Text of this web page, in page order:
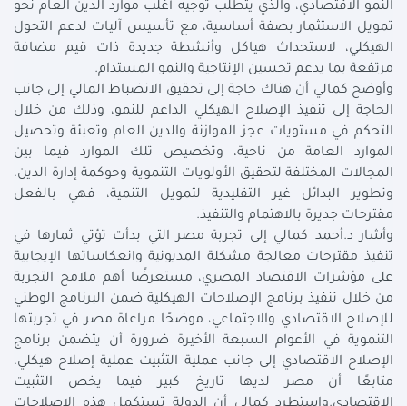
النمو الاقتصادي، والذي يتطلب توجيه أغلب موارد الدين العام نحو
تمويل الاستثمار بصفة أساسية، مع تأسيس آليات لدعم التحول
الهيكلي، لاستحداث هياكل وأنشطة جديدة ذات قيم مضافة
مرتفعة بما يدعم تحسين الإنتاجية والنمو المستدام.
وأوضح كمالي أن هناك حاجة إلى تحقيق الانضباط المالي إلى جانب
الحاجة إلى تنفيذ الإصلاح الهيكلي الداعم للنمو، وذلك من خلال
التحكم في مستويات عجز الموازنة والدين العام وتعبئة وتحصيل
الموارد العامة من ناحية، وتخصيص تلك الموارد فيما بين
المجالات المختلفة لتحقيق الأولويات التنموية وحوكمة إدارة الدين،
وتطوير البدائل غير التقليدية لتمويل التنمية، فهي بالفعل
مقترحات جديرة بالاهتمام والتنفيذ.
وأشار د.أحمد كمالي إلى تجربة مصر التي بدأت تؤتي ثمارها في
تنفيذ مقترحات معالجة مشكلة المديونية وانعكاساتها الإيجابية
على مؤشرات الاقتصاد المصري، مستعرضًا أهم ملامح التجربة
من خلال تنفيذ برنامج الإصلاحات الهيكلية ضمن البرنامج الوطني
للإصلاح الاقتصادي والاجتماعي، موضحًا مراعاة مصر في تجربتها
التنموية في الأعوام السبعة الأخيرة ضرورة أن يتضمن برنامج
الإصلاح الاقتصادي إلى جانب عملية التثبيت عملية إصلاح هيكلي،
متابعًا أن مصر لديها تاريخ كبير فيما يخص التثبيت